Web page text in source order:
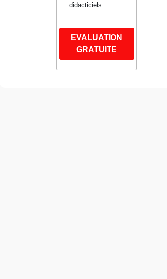
didacticiels
EVALUATION
GRATUITE